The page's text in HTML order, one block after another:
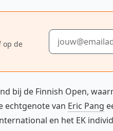
op de
E-mailadres
bij de Finnish Open,
echtgenote van Eric Pang
en het EK